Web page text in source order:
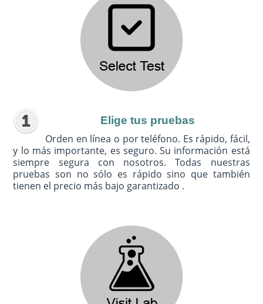
Elige tus pruebas
Orden en línea o por teléfono. Es rápido, fácil,
y lo más importante, es seguro. Su información está
siempre segura con nosotros. Todas nuestras
pruebas son no sólo es rápido sino que también
tienen el precio más bajo garantizado .